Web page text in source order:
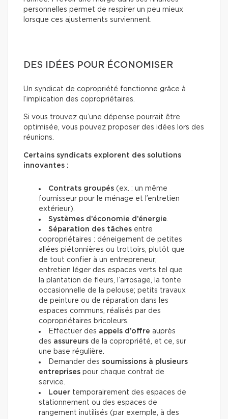
personnelles permet de respirer un peu mieux
lorsque ces ajustements surviennent.
DES IDÉES POUR ÉCONOMISER
Un syndicat de copropriété fonctionne grâce à
l’implication des copropriétaires.
Si vous trouvez qu’une dépense pourrait être
optimisée, vous pouvez proposer des idées lors des
réunions.
Certains syndicats explorent des solutions
innovantes :
Contrats groupés (ex. : un même
fournisseur pour le ménage et l’entretien
extérieur).
Systèmes d’économie d’énergie.
Séparation des tâches entre
copropriétaires : déneigement de petites
allées piétonnières ou trottoirs, plutôt que
de tout confier à un entrepreneur;
entretien léger des espaces verts tel que
la plantation de fleurs, l’arrosage, la tonte
occasionnelle de la pelouse; petits travaux
de peinture ou de réparation dans les
espaces communs, réalisés par des
copropriétaires bricoleurs.
Effectuer des appels d’offre auprès
des assureurs de la copropriété, et ce, sur
une base régulière.
Demander des soumissions à plusieurs
entreprises pour chaque contrat de
service.
Louer temporairement des espaces de
stationnement ou des espaces de
rangement inutilisés (par exemple, à des